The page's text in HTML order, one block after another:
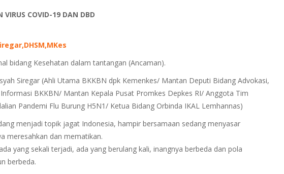
VIRUS COVID-19 DAN DBD
bidang Kesehatan dalam tantangan (Ancaman).
Siregar (Ahli Utama BKKBN dpk Kemenkes/ Mantan Deputi Bidang Advokasi,
BKKBN/ Mantan Kepala Pusat Promkes Depkes RI/ Anggota Tim
Pandemi Flu Burung H5N1/ Ketua Bidang Orbinda IKAL Lemhannas)
menjadi topik jagat Indonesia, hampir bersamaan sedang menyasar
meresahkan dan mematikan.
yang sekali terjadi, ada yang berulang kali, inangnya berbeda dan pola
berbeda.